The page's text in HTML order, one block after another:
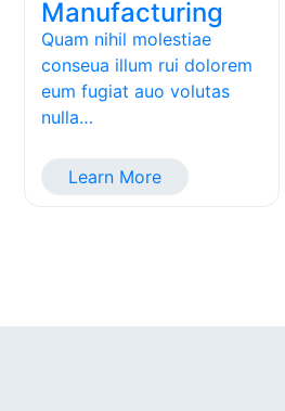
Manufacturing
Quam nihil molestiae
conseua illum rui dolorem
eum fugiat auo volutas
nulla…
Learn More